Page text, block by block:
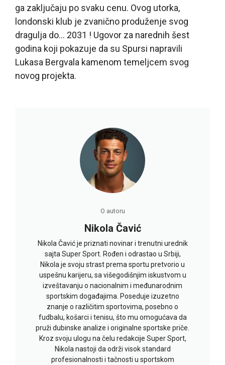
ga zaključaju po svaku cenu. Ovog utorka,
londonski klub je zvanično produženje svog
dragulja do… 2031 ! Ugovor za narednih šest
godina koji pokazuje da su Spursi napravili
Lukasa Bergvala kamenom temeljcem svog
novog projekta.
O autoru
Nikola Čavić
Nikola Čavić je priznati novinar i trenutni urednik
sajta Super Sport. Rođen i odrastao u Srbiji,
Nikola je svoju strast prema sportu pretvorio u
uspešnu karijeru, sa višegodišnjim iskustvom u
izveštavanju o nacionalnim i međunarodnim
sportskim događajima. Poseduje izuzetno
znanje o različitim sportovima, posebno o
fudbalu, košarci i tenisu, što mu omogućava da
pruži dubinske analize i originalne sportske priče.
Kroz svoju ulogu na čelu redakcije Super Sport,
Nikola nastoji da održi visok standard
profesionalnosti i tačnosti u sportskom